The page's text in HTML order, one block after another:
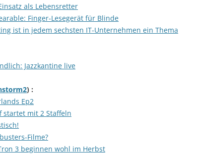
als Lebensretter
Finger-Lesegerät für Blinde
ist in jedem sechsten IT-Unternehmen ein Thema
Jazzkantine live
) :
Ep2
startet mit 2 Staffeln
Filme?
3 beginnen wohl im Herbst